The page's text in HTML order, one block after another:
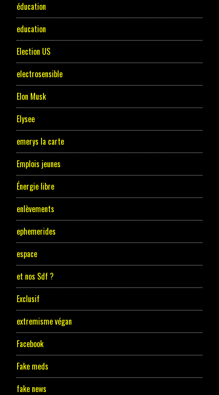
éducation
education
Election US
electrosensible
Elon Musk
Elysee
emerys la carte
Emplois jeunes
Énergie libre
enlèvements
ephemerides
espace
et nos Sdf ?
Exclusif
extremisme végan
Facebook
Fake meds
fake news